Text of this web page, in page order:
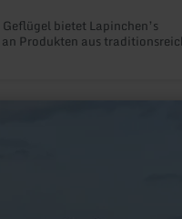
bietet Lapinchen’s
Produkten aus